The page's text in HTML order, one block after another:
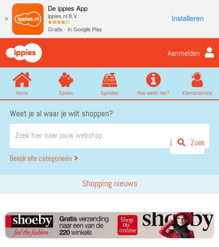
×
De ippies App
ippies.nl B.V.
Gratis - In Google Play
Installeren
Aanmelden
Home Sparen Spenden Hoe werkt het? Klantenservice
Weet je al waar je wilt shoppen?
Bekijk alle categorieën
Zoek
Shopping nieuws